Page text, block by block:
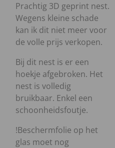
Prachtig 3D geprint nest.
Wegens kleine schade
kan ik dit niet meer voor
de volle prijs verkopen.
Bij dit nest is er een
hoekje afgebroken. Het
nest is volledig
bruikbaar. Enkel een
schoonheidsfoutje.
!Beschermfolie op het
glas moet nog